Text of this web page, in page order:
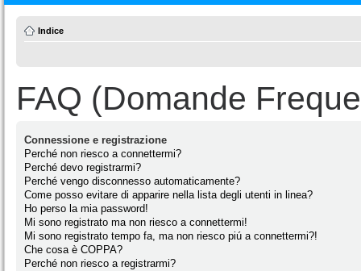
Indice
FAQ (Domande
Connessione e registrazione
Perché non riesco a connettermi?
Perché devo registrarmi?
Perché vengo disconnesso automaticamente?
Come posso evitare di apparire nella lista degli utenti in linea?
Ho perso la mia password!
Mi sono registrato ma non riesco a connettermi!
Mi sono registrato tempo fa, ma non riesco piú a connettermi?!
Che cosa è COPPA?
Perché non riesco a registrarmi?